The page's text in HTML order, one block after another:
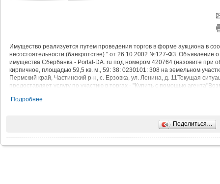
Имущество реализуется путем проведения торгов в форме аукциона в
несостоятельности (банкротстве) " от 26.10.2002 №127-ФЗ. Объявление
имущества Сбербанка - Pоrtal-DA. ru под номером 420764 (назовите при
кирпичное, площадью 59,5 кв. м., 59: 38: 0230101: 308 на земельном
Пермский край, Частинский р-н, с. Ерзовка, ул. Ленина, д. 11Текущая
предоставляет услугу по участию в торгах - "Купить с помощью
обращаться по телефону в рабочие дни с 9-00 до 18-00 Мск
Подробнее
Поделиться…